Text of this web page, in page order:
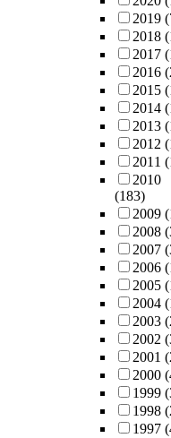
2019
2018
2017
2016
2015
2014
2013
2012
2011
2010
(183)
2009
2008
2007
2006
2005
2004
2003
2002
2001
2000
1999
1998
1997